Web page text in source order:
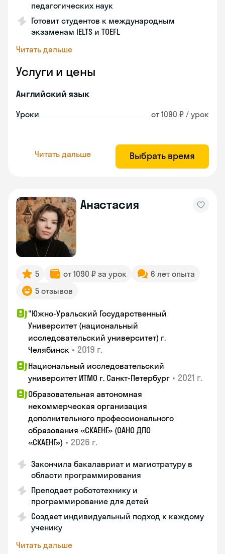
педагогических наук
Готовит студентов к международным
экзаменам IELTS и TOEFL
Читать дальше
Услуги и цены
Английский язык
Уроки от 1090 ₽ / урок
Читать дальше Выбрать время
Анастасия
5 от 1090 ₽ за урок
6 лет опыта
5 отзывов
"Южно-Уральский Государственный
Университет (национальный
исследовательский университет) г.
Челябинск • 2019 г.
Национальный исследовательский
университет ИТМО г. Санкт-Петербург • 2021 г.
Образовательная автономная
некоммерческая организация
дополнительного профессионального
образования «СКАЕНГ» (ОАНО ДПО
«СКАЕНГ») • 2026 г.
Закончила бакалавриат и магистратуру в
области программирования
Преподает робототехнику и
программирование для детей
Создает индивидуальный подход к каждому
ученику
Читать дальше